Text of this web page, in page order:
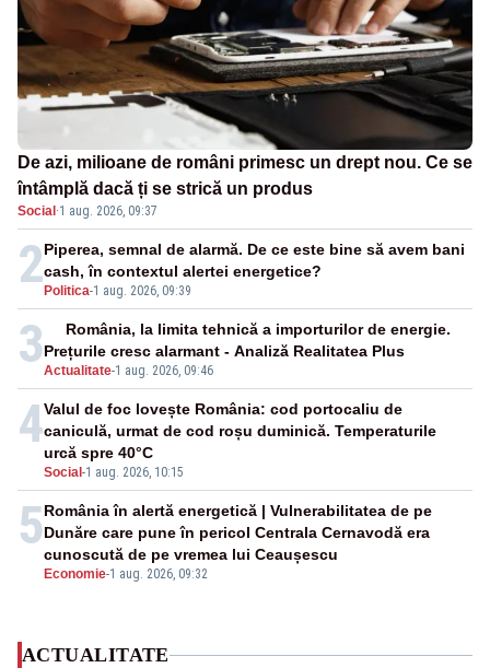
De azi, milioane de români primesc un drept nou. Ce se
întâmplă dacă ți se strică un produs
Social ·1 aug. 2026, 09:37
2 Politica-1 aug. 2026, 09:39
Piperea, semnal de alarmă. De ce este bine să avem bani
cash, în contextul alertei energetice?
3Actualitate-1 aug. 2026, 09:46
România, la limita tehnică a importurilor de energie.
Prețurile cresc alarmant - Analiză Realitatea Plus
4
Social -1 aug. 2026, 10:15
Valul de foc lovește România: cod portocaliu de
caniculă, urmat de cod roșu duminică. Temperaturile
urcă spre 40°C
5
Economie-1 aug. 2026, 09:32
România în alertă energetică | Vulnerabilitatea de pe
Dunăre care pune în pericol Centrala Cernavodă era
cunoscută de pe vremea lui Ceaușescu
ACTUALITATE